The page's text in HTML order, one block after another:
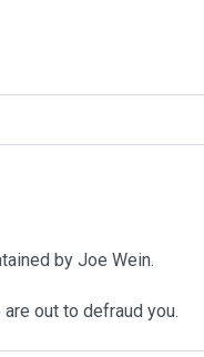
by Joe Wein.
out to defraud you.